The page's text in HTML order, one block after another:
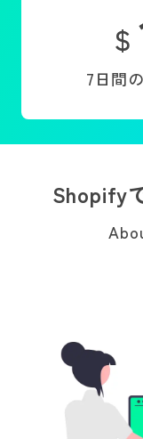
$
7日間
Shopify